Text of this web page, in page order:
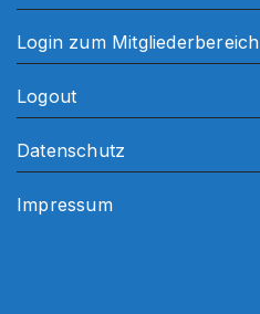
Login zum Mitgliederbereich
Logout
Datenschutz
Impressum